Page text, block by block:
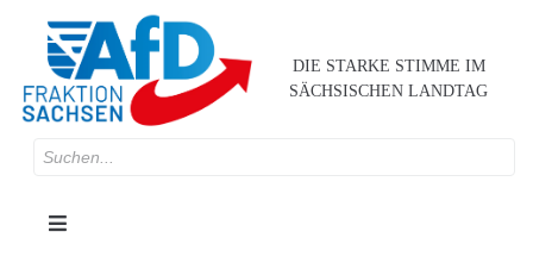
DIE STARKE STIMME IM
SÄCHSISCHEN LANDTAG